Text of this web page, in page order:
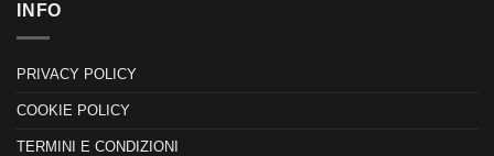
INFO
PRIVACY POLICY
COOKIE POLICY
TERMINI E CONDIZIONI